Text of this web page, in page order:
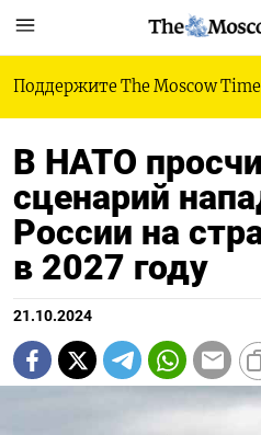
Поддержите The Moscow
В НАТО
сценарий
России на
в 2027 году
21.10.2024